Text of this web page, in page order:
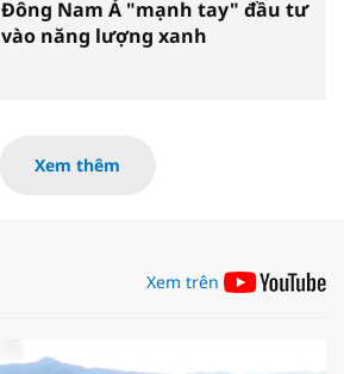
Đông Nam Á "mạnh tay" đầu tư
vào năng lượng xanh
Xem thêm
Xem trên